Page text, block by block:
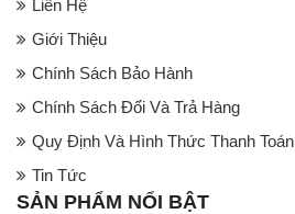
Liên Hệ
Giới Thiệu
Chính Sách Bảo Hành
Chính Sách Đổi Và Trả Hàng
Quy Định Và Hình Thức Thanh Toán
Tin Tức
SẢN PHẨM NỔI BẬT